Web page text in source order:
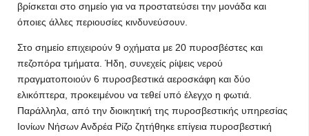
βρίσκεται στο σημείο για να προστατεύσει την μονάδα και
όποιες άλλες περιουσίες κινδυνεύσουν.
Στο σημείο επιχειρούν 9 οχήματα με 20 πυροσβέστες και
πεζοπόρα τμήματα. Ήδη, συνεχείς ρίψεις νερού
πραγματοποιούν 6 πυροσβεστικά αεροσκάφη και δύο
ελικόπτερα, προκειμένου να τεθεί υπό έλεγχο η φωτιά.
Παράλληλα, από την διοικητική της πυροσβεστικής υπηρεσίας
Ιονίων Νήσων Ανδρέα Ρίζο ζητήθηκε επίγεια πυροσβεστική